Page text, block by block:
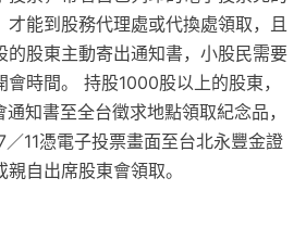
才能到股務代理處或代換處領取，且
的股東主動寄出通知書，小股民需要
時間。 持股1000股以上的股東，
知書至全台徵求地點領取紀念品，
11憑電子投票畫面至台北永豐金證
自出席股東會領取。